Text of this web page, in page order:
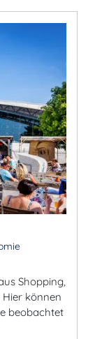
Shopping,
Hier können
beobachtet